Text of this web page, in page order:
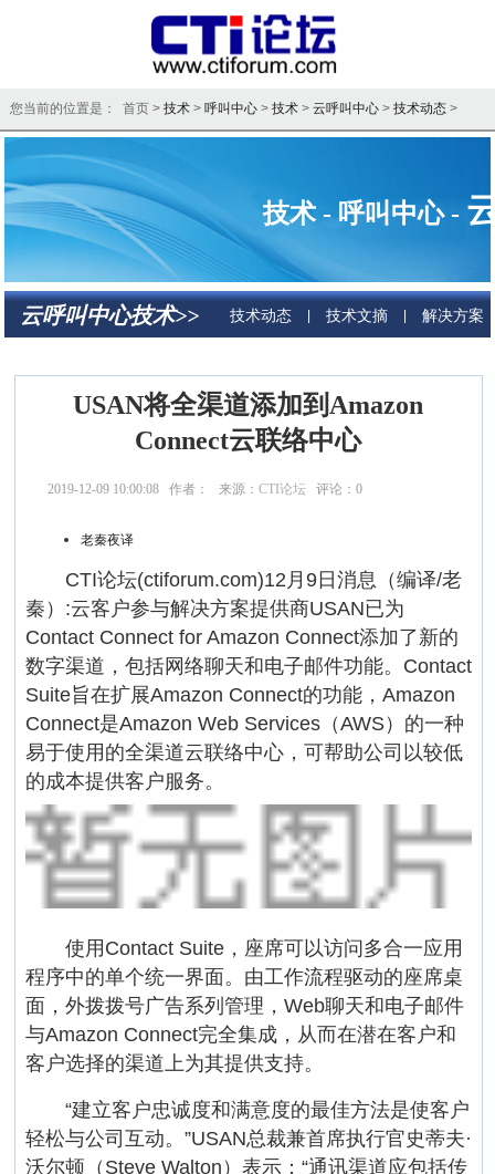
您当前的位置是： 首页 > 技术> 呼叫中心> 技术> 云呼叫中心> 技术动态>
技术 - 呼叫中心 -
云呼叫中心技术>> 技术动态 技术文摘 解决方案
USAN将全渠道添加到Amazon
Connect云联络中心
2019-12-09 10:00:08 作者： 来源：CTI论坛 评论：0
老秦夜译
CTI论坛(ctiforum.com)12月9日消息（编译/老
秦）:云客户参与解决方案提供商USAN已为
Contact Connect for Amazon Connect添加了新的
数字渠道，包括网络聊天和电子邮件功能。Contact
Suite旨在扩展Amazon Connect的功能，Amazon
Connect是Amazon Web Services（AWS）的一种
易于使用的全渠道云联络中心，可帮助公司以较低
的成本提供客户服务。
使用Contact Suite，座席可以访问多合一应用
程序中的单个统一界面。由工作流程驱动的座席桌
面，外拨拨号广告系列管理，Web聊天和电子邮件
与Amazon Connect完全集成，从而在潜在客户和
客户选择的渠道上为其提供支持。
“建立客户忠诚度和满意度的最佳方法是使客户
轻松与公司互动。”USAN总裁兼首席执行官史蒂夫·
沃尔顿（Steve Walton）表示：“通讯渠道应包括传